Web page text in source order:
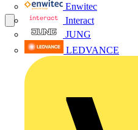
Enwitec
Interact
JUNG
LEDVANCE